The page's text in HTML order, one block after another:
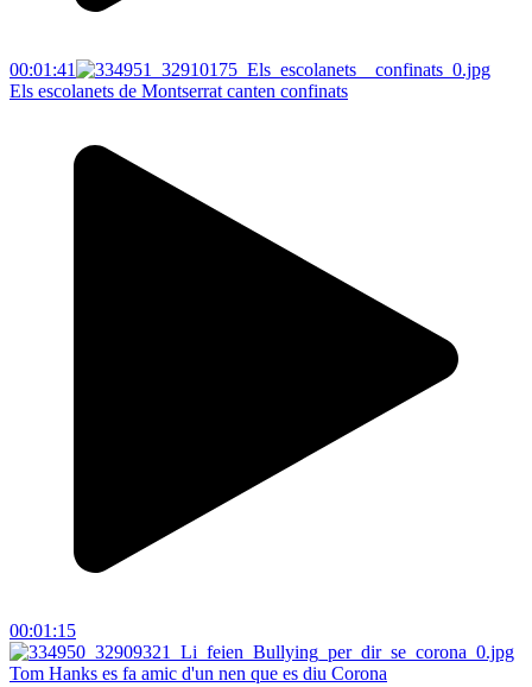
00:01:41
Els escolanets de Montserrat canten confinats
00:01:15
Tom Hanks es fa amic d'un nen que es diu Corona